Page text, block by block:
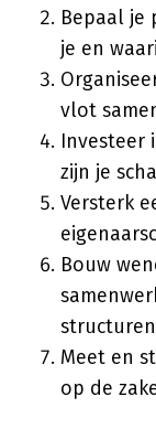
Bepaal je
je en
vlot
Investeer
zijn je
Versterk
Bouw
Meet en
op de